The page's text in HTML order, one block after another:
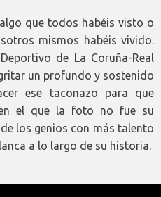
que todos habéis visto o
mismos habéis vivido.
de La Coruña-Real
un profundo y sostenido
ese taconazo para que
el que la foto no fue su
los genios con más talento
a lo largo de su historia.